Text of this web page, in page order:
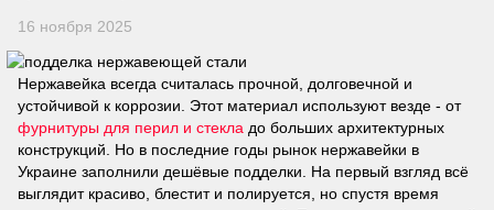
16 ноября 2025
Нержавейка всегда считалась прочной, долговечной и
устойчивой к коррозии. Этот материал используют везде - от
фурнитуры для перил и стекла до больших архитектурных
конструкций. Но в последние годы рынок нержавейки в
Украине заполнили дешёвые подделки. На первый взгляд всё
выглядит красиво, блестит и полируется, но спустя время